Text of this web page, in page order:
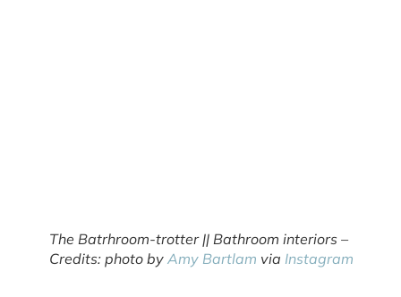
The Batrhroom-trotter || Bathroom interiors –
Credits: photo by Amy Bartlam via Instagram